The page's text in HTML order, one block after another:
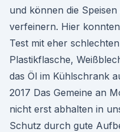
und können die
verfeinern. Hier
Test mit eher
Plastikflasche,
das Öl im Kühlschrank
2017 Das Gemeine an
nicht erst abhalten in
Schutz durch gute